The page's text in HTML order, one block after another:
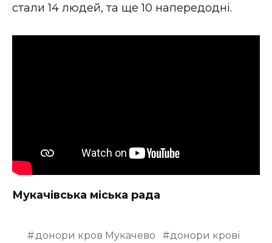
стали 14 людей, та ще 10 напередодні.
Мукачівська міська рада
донори кров Мукачево
донори крові